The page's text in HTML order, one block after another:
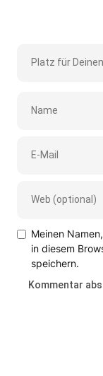
Meinen
in diesem
speichern.